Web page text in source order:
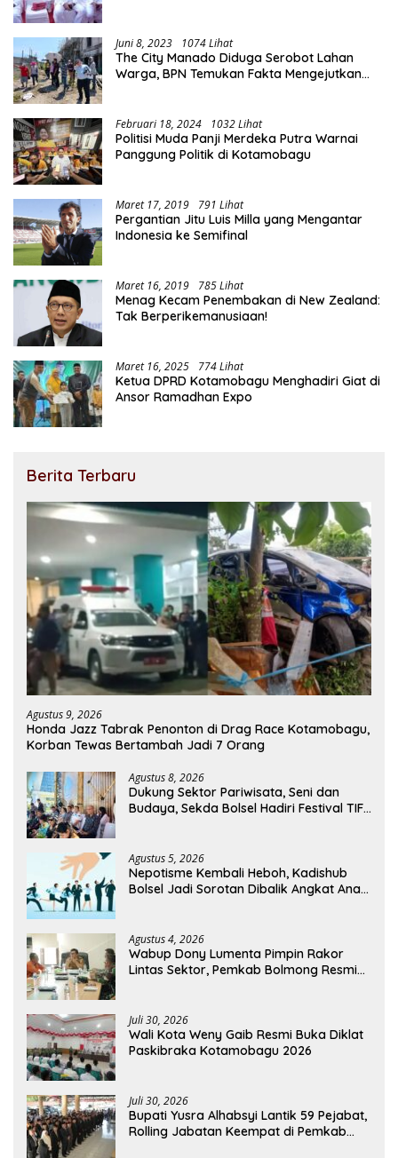
Juni 8, 2023 1074 Lihat
The City Manado Diduga Serobot Lahan
Warga, BPN Temukan Fakta Mengejutkan
Februari 18, 2024 1032 Lihat
Politisi Muda Panji Merdeka Putra Warnai
Panggung Politik di Kotamobagu
Maret 17, 2019 791 Lihat
Pergantian Jitu Luis Milla yang Mengantar
Indonesia ke Semifinal
Maret 16, 2019 785 Lihat
Menag Kecam Penembakan di New Zealand:
Tak Berperikemanusiaan!
Maret 16, 2025 774 Lihat
Ketua DPRD Kotamobagu Menghadiri Giat di
Ansor Ramadhan Expo
Berita Terbaru
Agustus 9, 2026
Honda Jazz Tabrak Penonton di Drag Race Kotamobagu,
Korban Tewas Bertambah Jadi 7 Orang
Agustus 8, 2026
Dukung Sektor Pariwisata, Seni dan
Budaya, Sekda Bolsel Hadiri Festival TIFF
Agustus 5, 2026
Nepotisme Kembali Heboh, Kadishub
Bolsel Jadi Sorotan Dibalik Angkat Anak
Agustus 4, 2026
Wabup Dony Lumenta Pimpin Rakor
Lintas Sektor, Pemkab Bolmong Resmi
Juli 30, 2026
Wali Kota Weny Gaib Resmi Buka Diklat
Paskibraka Kotamobagu 2026
Juli 30, 2026
Bupati Yusra Alhabsyi Lantik 59 Pejabat,
Rolling Jabatan Keempat di Pemkab